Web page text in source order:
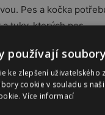
Pes a kočka
tuky, kterých pes
na váze. Zvířata
Kočku je lepší krmit
nechávat misku příliš
která je zvyklá chodit
používají
zlepšení uživatelského
cookie v souladu s
Více informací